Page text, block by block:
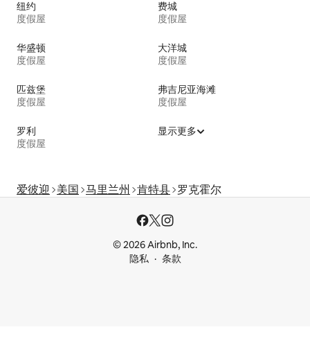
纽约
度假屋
费城
度假屋
华盛顿
度假屋
大洋城
度假屋
匹兹堡
度假屋
弗吉尼亚海滩
度假屋
罗利
度假屋
显示更多
爱彼迎 美国 马里兰州 肯特县 罗克霍尔
© 2026 Airbnb, Inc.
隐私
条款